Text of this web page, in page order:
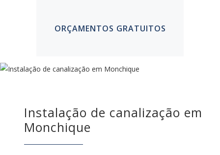
ORÇAMENTOS GRATUITOS
Instalação de canalização em
Monchique